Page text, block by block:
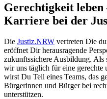
Gerechtigkeit
Karriere bei der
Die Justiz.NRW vertreten Die
eröffnet Dir herausragende
zukunftssichere Ausbildung. Als
wir uns täglich für eine gerechte
wirst Du Teil eines Teams, das
Bürgerinnen und Bürger bei
unterstützen.